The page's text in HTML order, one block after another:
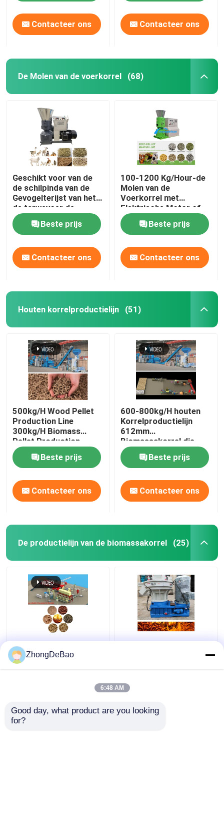
Contacteer ons Contacteer ons
De Molen van de voerkorrel (68)
Geschikt voor van de
de schilpinda van de
Gevogelterijst van het
de tarwevoer de
Capaciteit van de de
Korrelmolen 50-
1200kg/H
Beste prijs
Contacteer ons
100-1200 Kg/Hour-de
Molen van de
Voerkorrel met
Elektrische Motor of
Dieselmotor
Beste prijs
Contacteer ons
Houten korrelproductielijn (51)
500kg/H Wood Pellet
Production Line
300kg/H Biomass
Pellet Production
Equipment
Beste prijs
Contacteer ons
600-800kg/H houten
Korrelproductielijn
612mm
Biomassakorrel die
Machine maken
Beste prijs
Contacteer ons
De productielijn van de biomassakorrel (25)
Commerciële Lijn 1 van
de Biomassakorrel -
5TPH-Rijst Straw
55kw de Productielijn
800-1000kg/H Ring Die
ZhongDeBao
6:48 AM
Good day, what product are you looking
for?